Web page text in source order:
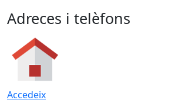
Adreces i telèfons
Accedeix